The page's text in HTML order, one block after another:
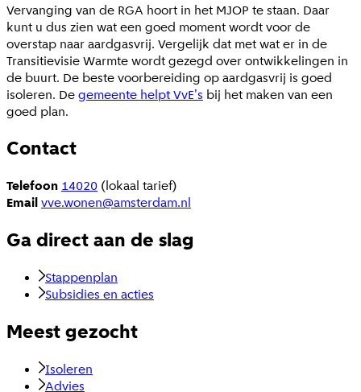
Vervanging van de RGA hoort in het MJOP te staan. Daar
kunt u dus zien wat een goed moment wordt voor de
overstap naar aardgasvrij. Vergelijk dat met wat er in de
Transitievisie Warmte wordt gezegd over ontwikkelingen in
de buurt. De beste voorbereiding op aardgasvrij is goed
isoleren. Degemeente helpt VvE's bij het maken van een
goed plan.
Contact
Telefoon 14020 (lokaal tarief)
Emailvve.wonen@amsterdam.nl
Ga direct aan de slag
Stappenplan
Subsidies en acties
Meest gezocht
Isoleren
Advies